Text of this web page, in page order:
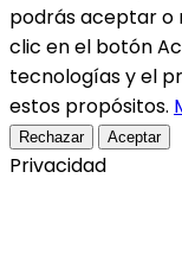
podrás aceptar o
clic en el botón
tecnologías y el
estos propósitos.
Rechazar Aceptar
Privacidad